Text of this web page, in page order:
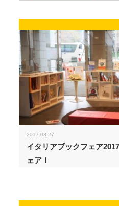
2017.03.27
イタリアブックフェア
ェア！